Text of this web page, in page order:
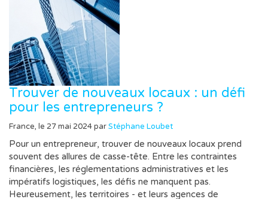
Trouver de nouveaux locaux : un défi
pour les entrepreneurs ?
France, le 27 mai 2024 parStéphane Loubet
Pour un entrepreneur, trouver de nouveaux locaux prend
souvent des allures de casse-tête. Entre les contraintes
financières, les réglementations administratives et les
impératifs logistiques, les défis ne manquent pas.
Heureusement, les territoires - et leurs agences de